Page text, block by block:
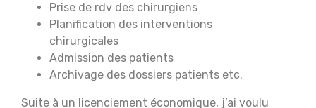
Prise de rdv des chirurgiens
Planification des interventions
chirurgicales
Admission des patients
Archivage des dossiers patients etc.
Suite à un licenciement économique, j’ai voulu